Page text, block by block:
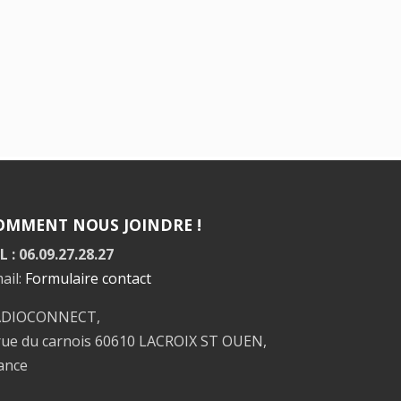
NOUS JOINDRE !
: 06.09.27.28.27
Formulaire contact
du carnois 60610 LACROIX ST OUEN,